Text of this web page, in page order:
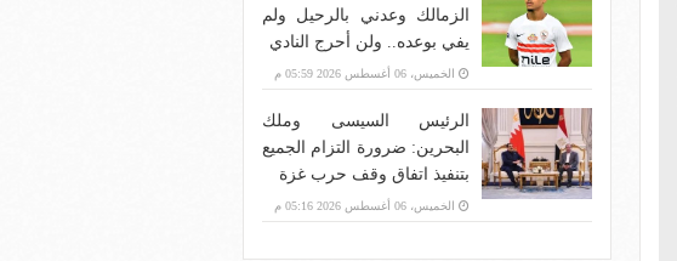
الزمالك وعدني بالرحيل ولم
يفي بوعده.. ولن أحرج النادي
الخميس، 06 أغسطس 2026 05:59 م
الرئيس السيسى وملك
البحرين: ضرورة التزام الجميع
بتنفيذ اتفاق وقف حرب غزة
الخميس، 06 أغسطس 2026 05:16 م